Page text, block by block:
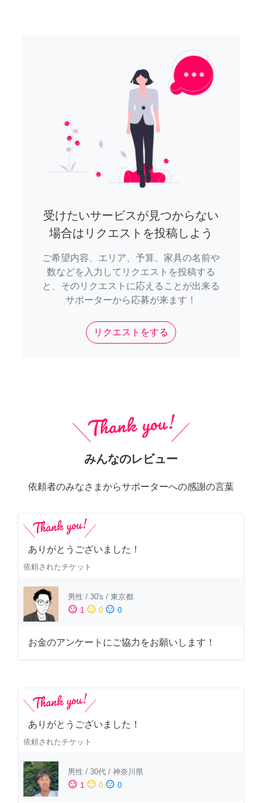
受けたいサービスが見つからない
場合はリクエストを投稿しよう
ご希望内容、エリア、予算、家具の名前や
数などを入力してリクエストを投稿する
と、そのリクエストに応えることが出来る
サポーターから応募が来ます！
リクエストをする
みんなのレビュー
依頼者のみなさまからサポーターへの感謝の言葉
ありがとうございました！
依頼されたチケット
男性 / 30's / 東京都
sentiment_satisfied 1 sentiment_neutral 0 sentiment_dissatisfied 0
お金のアンケートにご協力をお願いします！
ありがとうございました！
依頼されたチケット
男性 / 30代 / 神奈川県
sentiment_satisfied 1 sentiment_neutral 0 sentiment_dissatisfied 0